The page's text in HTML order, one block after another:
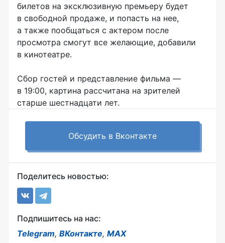
билетов на эксклюзивную премьеру будет
в свободной продаже, и попасть на нее,
а также пообщаться с актером после
просмотра смогут все желающие, добавили
в кинотеатре.
Сбор гостей и представление фильма —
в 19:00, картина рассчитана на зрителей
старше шестнадцати лет.
Обсудить в Вконтакте
Поделитесь новостью:
Подпишитесь на нас:
Telegram, ВКонтакте, MAX